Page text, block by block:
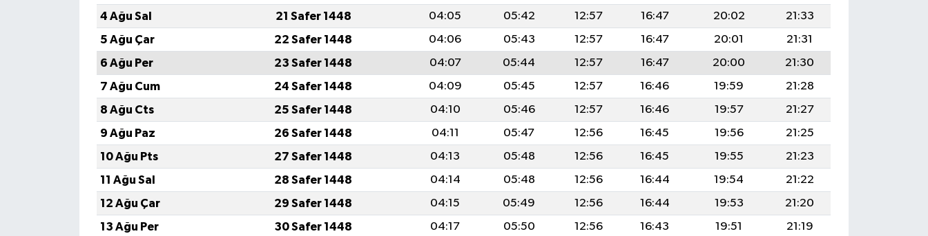
4 Ağu Sal
21 Safer 1448 04:05 05:42 12:57 16:47 20:02
21:33
5 Ağu Çar
22 Safer 1448 04:06 05:43 12:57 16:47 20:01
21:31
6 Ağu Per
23 Safer 1448 04:07 05:44 12:57 16:47 20:00
21:30
7 Ağu Cum
24 Safer 1448 04:09 05:45 12:57 16:46 19:59
21:28
8 Ağu Cts
25 Safer 1448 04:10 05:46 12:57 16:46 19:57
21:27
9 Ağu Paz
26 Safer 1448 04:11 05:47 12:56 16:45 19:56
21:25
10 Ağu Pts
27 Safer 1448 04:13 05:48 12:56 16:45 19:55
21:23
11 Ağu Sal
28 Safer 1448 04:14 05:48 12:56 16:44 19:54
21:22
12 Ağu Çar
29 Safer 1448 04:15 05:49 12:56 16:44 19:53
21:20
13 Ağu Per
30 Safer 1448 04:17 05:50 12:56 16:43 19:51
21:19